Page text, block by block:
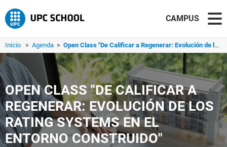
CAMPUS
Inicio > Agenda > Open Class "De Calificar a Regenerar: Evolución de los Ra...
OPEN CLASS "DE CALIFICAR A
REGENERAR: EVOLUCIÓN DE LOS
RATING SYSTEMS EN EL
ENTORNO CONSTRUIDO"